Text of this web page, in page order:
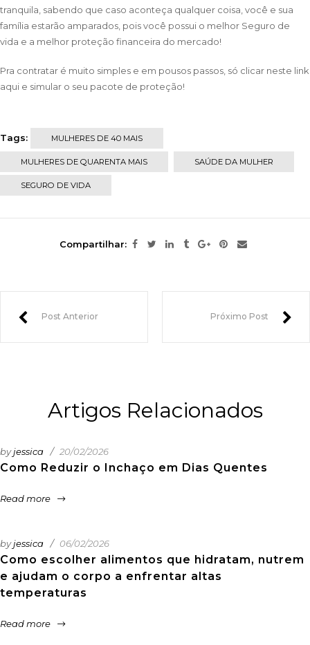
tranquila, sabendo que caso aconteça qualquer coisa, você e sua
família estarão amparados, pois você possui o melhor Seguro de
vida e a melhor proteção financeira do mercado!
Pra contratar é muito simples e em pousos passos, só clicar neste link
aqui e simular o seu pacote de proteção!
Tags: MULHERES DE 40 MAIS
MULHERES DE QUARENTA MAIS SAÚDE DA MULHER
SEGURO DE VIDA
Compartilhar:
Post Anterior Próximo Post
Artigos Relacionados
Como Reduzir o Inchaço em Dias Quentes
byjessica 20/02/2026
Read more
Como escolher alimentos que hidratam, nutrem
e ajudam o corpo a enfrentar altas
temperaturas
byjessica 06/02/2026
Read more